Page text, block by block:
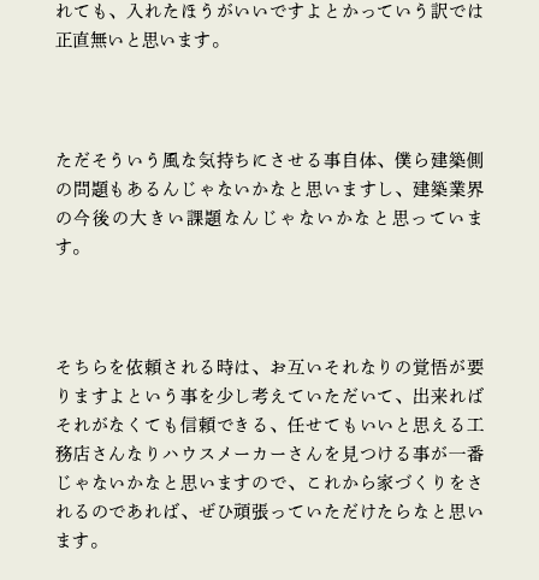
れても、入れたほうがいいですよとかっていう訳では
正直無いと思います。
ただそういう風な気持ちにさせる事自体、僕ら建築側
の問題もあるんじゃないかなと思いますし、建築業界
の今後の大きい課題なんじゃないかなと思っていま
す。
そちらを依頼される時は、お互いそれなりの覚悟が要
りますよという事を少し考えていただいて、出来れば
それがなくても信頼できる、任せてもいいと思える工
務店さんなりハウスメーカーさんを見つける事が一番
じゃないかなと思いますので、これから家づくりをさ
れるのであれば、ぜひ頑張っていただけたらなと思い
ます。